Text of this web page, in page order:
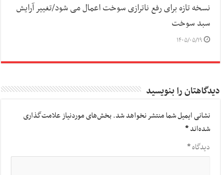
نسخه تازه برای رفع ناترازی سوخت اعمال می شود/تغییر آرایش
سبد سوخت
۱۴۰۵/۰۵/۱۹
دیدگاهتان را بنویسید
نشانی ایمیل شما منتشر نخواهد شد.بخش‌های موردنیاز علامت‌گذاری
شده‌اند*
دیدگاه*